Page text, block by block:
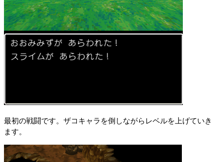
最初の戦闘です。ザコキャラを倒しながらレベルを上げていき
ます。